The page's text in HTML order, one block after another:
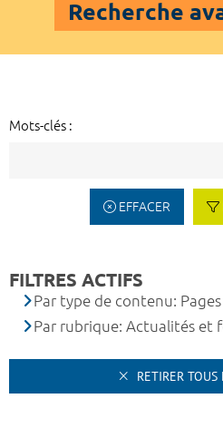
Recherche
Mots-clés :
EFFACER
FILTRES ACTIFS
Par type de contenu: Pages
Par rubrique: Actualités et
RETIRER TOUS